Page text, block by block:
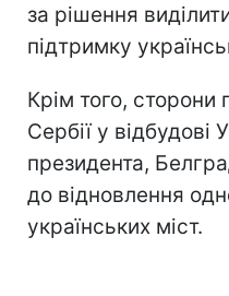
за рішення
підтримку
Крім того, сторони
Сербії у відбудові
президента,
до відновлення
українських міст.